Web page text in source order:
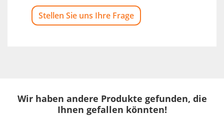
Stellen Sie uns Ihre Frage
Wir haben andere Produkte gefunden, die
Ihnen gefallen könnten!